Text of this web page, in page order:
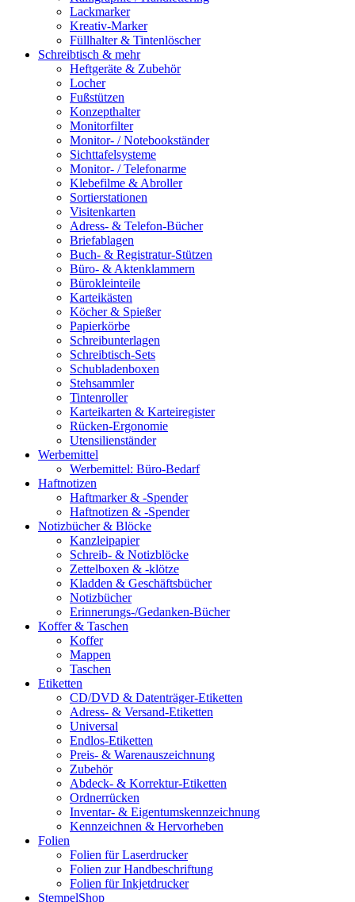
Lackmarker
Kreativ-Marker
Füllhalter & Tintenlöscher
Schreibtisch & mehr
Heftgeräte & Zubehör
Locher
Fußstützen
Konzepthalter
Monitorfilter
Monitor- / Notebookständer
Sichttafelsysteme
Monitor- / Telefonarme
Klebefilme & Abroller
Sortierstationen
Visitenkarten
Adress- & Telefon-Bücher
Briefablagen
Buch- & Registratur-Stützen
Büro- & Aktenklammern
Bürokleinteile
Karteikästen
Köcher & Spießer
Papierkörbe
Schreibunterlagen
Schreibtisch-Sets
Schubladenboxen
Stehsammler
Tintenroller
Karteikarten & Karteiregister
Rücken-Ergonomie
Utensilienständer
Werbemittel
Werbemittel: Büro-Bedarf
Haftnotizen
Haftmarker & -Spender
Haftnotizen & -Spender
Notizbücher & Blöcke
Kanzleipapier
Schreib- & Notizblöcke
Zettelboxen & -klötze
Kladden & Geschäftsbücher
Notizbücher
Erinnerungs-/Gedanken-Bücher
Koffer & Taschen
Koffer
Mappen
Taschen
Etiketten
CD/DVD & Datenträger-Etiketten
Adress- & Versand-Etiketten
Universal
Endlos-Etiketten
Preis- & Warenauszeichnung
Zubehör
Abdeck- & Korrektur-Etiketten
Ordnerrücken
Inventar- & Eigentumskennzeichnung
Kennzeichnen & Hervorheben
Folien
Folien für Laserdrucker
Folien zur Handbeschriftung
Folien für Inkjetdrucker
StempelShop